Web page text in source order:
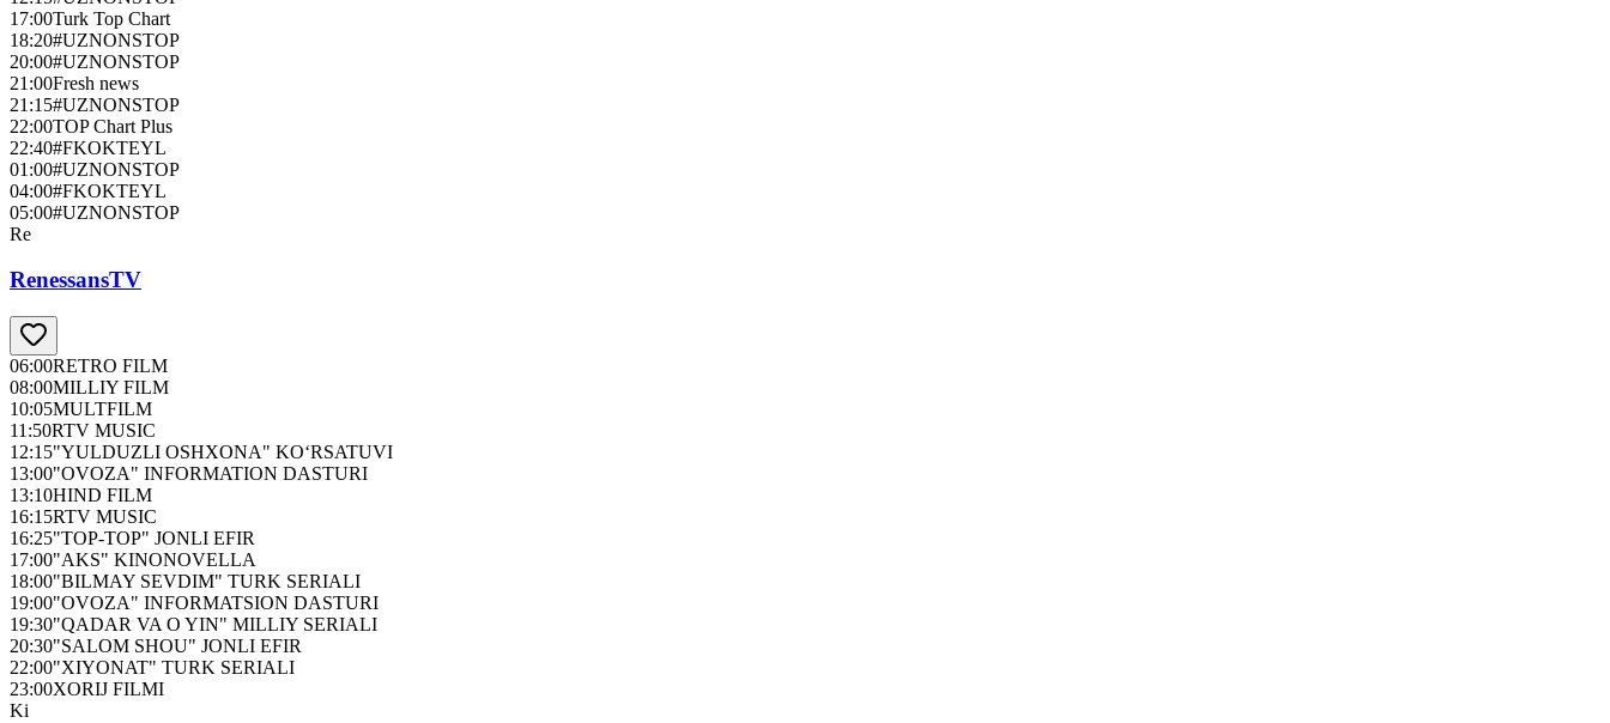
17:00Turk Top Chart
18:20#UZNONSTOP
20:00#UZNONSTOP
21:00Fresh news
21:15#UZNONSTOP
22:00TOP Chart Plus
22:40#FKOKTEYL
01:00#UZNONSTOP
04:00#FKOKTEYL
05:00#UZNONSTOP
Re
RenessansTV
06:00RETRO FILM
08:00MILLIY FILM
10:05MULTFILM
11:50RTV MUSIC
12:15"YULDUZLI OSHXONA" KO‘RSATUVI
13:00"OVOZA" INFORMATION DASTURI
13:10HIND FILM
16:15RTV MUSIC
16:25"TOP-TOP" JONLI EFIR
17:00"AKS" KINONOVELLA
18:00"BILMAY SEVDIM" TURK SERIALI
19:00"OVOZA" INFORMATSION DASTURI
19:30"QADAR VA O YIN" MILLIY SERIALI
20:30"SALOM SHOU" JONLI EFIR
22:00"XIYONAT" TURK SERIALI
23:00XORIJ FILMI
Ki